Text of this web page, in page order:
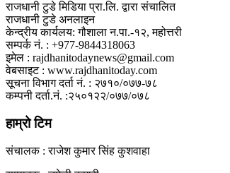
राजधानी टुडे मिडिया प्रा.लि. द्वारा संचालित
राजधानी टुडे अनलाइन
केन्द्रीय कार्यलय: गौशाला न.पा.-१२, महोत्तरी
सम्पर्क नं. : +977-9844318063
इमेल : rajdhanitodaynews@gmail.com
वेबसाइट : www.rajdhanitoday.com
सूचना विभाग दर्ता नं. : २७१०/०७७-७८
कम्पनी दर्ता.नं. :२५०१२२/०७७/०७८
हाम्रो टिम
संचालक : राजेश कुमार सिंह कुशवाहा